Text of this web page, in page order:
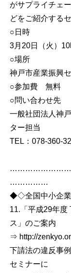
がサプライチェ
どをご紹介する
○日時
3月20日（火）
○場所
神戸市産業振興
○参加費 無料
○問い合わせ先
一般社団法人神
ター担当
TEL：078-360-
……………
◆◇全国中小企
11.「平成29年度
ス」のご案内
⇒ http://
下請法の違反事
セミナーに